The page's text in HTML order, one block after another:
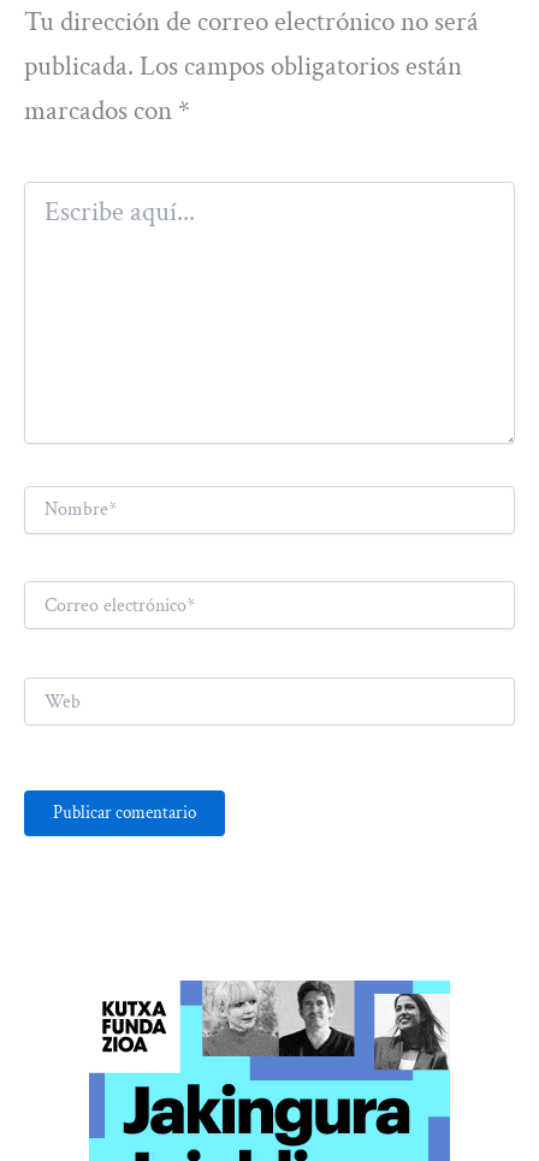
Tu dirección de correo electrónico no será
publicada. Los campos obligatorios están
marcados con *
aquí...
Nombre*
electrónico*